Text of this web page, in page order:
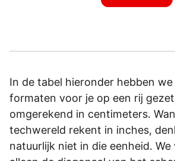
In de tabel hieronder hebben we
formaten voor je op een rij
omgerekend in centimeters.
techwereld rekent in inches,
natuurlijk niet in die eenheid.